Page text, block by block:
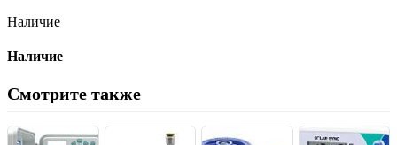
Наличие
Наличие
Смотрите также